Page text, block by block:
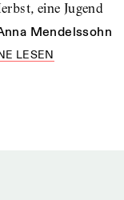
eine Jugend
Mendelssohn
LESEN